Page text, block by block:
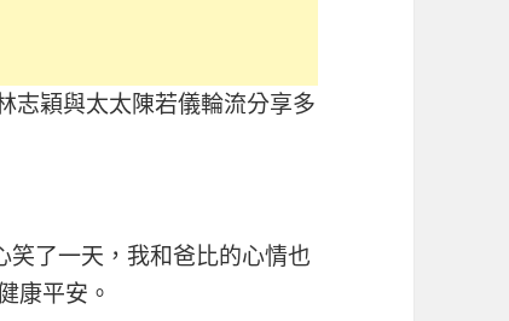
穎與太太陳若儀輪流分享多
了一天，我和爸比的心情也
康平安。